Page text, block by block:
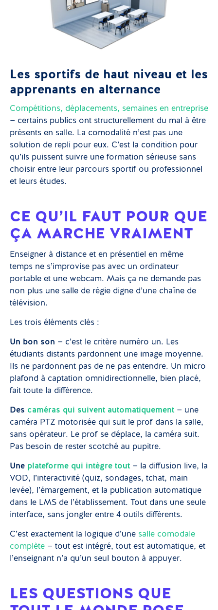
Les sportifs de haut niveau et les
apprenants en alternance
Compétitions, déplacements, semaines en entreprise
— certains publics ont structurellement du mal à être
présents en salle. La comodalité n’est pas une
solution de repli pour eux. C’est la condition pour
qu’ils puissent suivre une formation sérieuse sans
choisir entre leur parcours sportif ou professionnel
et leurs études.
CE QU’IL FAUT POUR QUE
ÇA MARCHE VRAIMENT
Enseigner à distance et en présentiel en même
temps ne s’improvise pas avec un ordinateur
portable et une webcam. Mais ça ne demande pas
non plus une salle de régie digne d’une chaîne de
télévision.
Les trois éléments clés :
Un bon son — c’est le critère numéro un. Les
étudiants distants pardonnent une image moyenne.
Ils ne pardonnent pas de ne pas entendre. Un micro
plafond à captation omnidirectionnelle, bien placé,
fait toute la différence.
Des caméras qui suivent automatiquement— une
caméra PTZ motorisée qui suit le prof dans la salle,
sans opérateur. Le prof se déplace, la caméra suit.
Pas besoin de rester scotché au pupitre.
Une plateforme qui intègre tout — la diffusion live, la
VOD, l’interactivité (quiz, sondages, tchat, main
levée), l’émargement, et la publication automatique
dans le LMS de l’établissement. Tout dans une seule
interface, sans jongler entre 4 outils différents.
C’est exactement la logique d’une salle comodale
complète — tout est intégré, tout est automatique, et
l’enseignant n’a qu’un seul bouton à appuyer.
LES QUESTIONS QUE